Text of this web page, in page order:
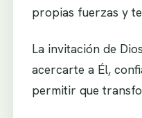
propias fuerzas y
La invitación de
acercarte a Él,
permitir que